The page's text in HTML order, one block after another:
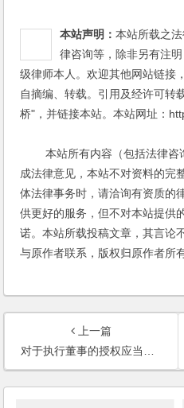
本站声明：本站所载之
律咨询等，除非另有注
级律师本人。欢迎其他网站链接
自摘编、转载。引用及经许可转
桥"，并链接本站。本站网址：
本站所有内容（包括法律咨
成法律意见，本站不对资料的完
体法律事务时，请洽询有资质的
供更好的服务，但不对本站提供
诺。本站所载投稿文章，其言论
与原作者联系，版权归原作者所有
上一篇
对于执行董事的授权应当具体明确(2007)